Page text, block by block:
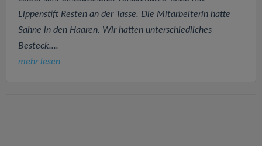
Lippenstift Resten an der Tasse. Die Mitarbeiterin hatte
Sahne in den Haaren. Wir hatten unterschiedliches
Besteck....
mehr lesen